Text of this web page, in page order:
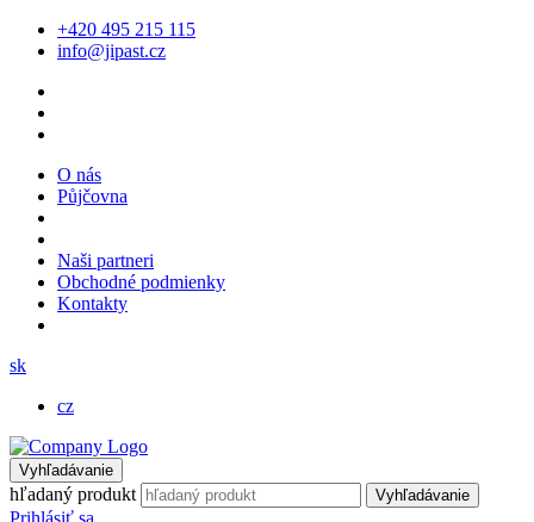
+420 495 215 115
info@jipast.cz
O nás
Půjčovna
Naši partneri
Obchodné podmienky
Kontakty
sk
cz
Vyhľadávanie
hľadaný produkt Vyhľadávanie
Prihlásiť sa